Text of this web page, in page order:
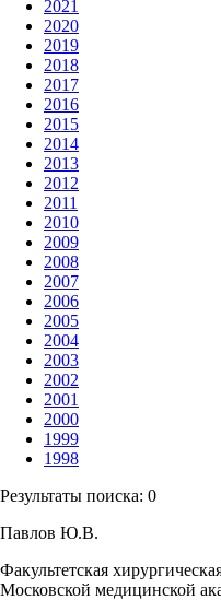
2021
2020
2019
2018
2017
2016
2015
2014
2013
2012
2011
2010
2009
2008
2007
2006
2005
2004
2003
2002
2001
2000
1999
1998
Результаты поиска: 0
Павлов Ю.В.
Факультетская
Московской медицинской